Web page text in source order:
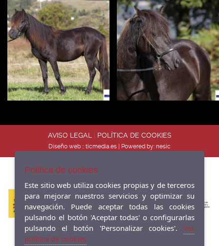
AVISO LEGAL POLÍTICA DE COOKIES
Diseño web :: ticmedia.es | Powered by: nesic
Las actividades desarrolladas por esta entidad han sido
Política de cookies
Este sitio web utiliza cookies propias y de terceros
para mejorar nuestros servicios y optimizar su
navegación. Puede aceptar todas las cookies
pulsando el botón 'Aceptar todas' o configurarlas
pulsando el botón 'Personalizar cookies'. Ver
política de cookies